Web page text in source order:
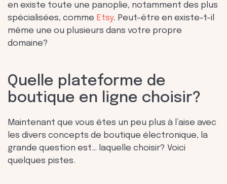
en existe toute une panoplie, notamment des plus
spécialisées, comme Etsy. Peut-être en existe-t-il
même une ou plusieurs dans votre propre
domaine?
Quelle plateforme de
boutique en ligne choisir?
Maintenant que vous êtes un peu plus à l’aise avec
les divers concepts de boutique électronique, la
grande question est… laquelle choisir? Voici
quelques pistes.